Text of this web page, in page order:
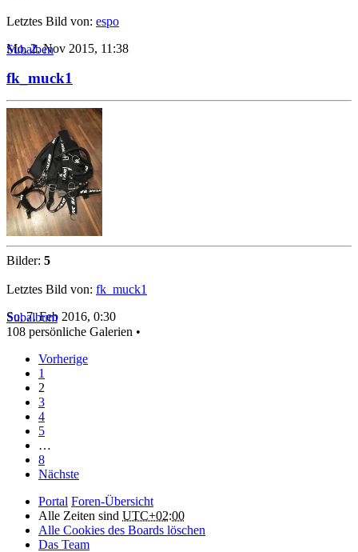
Letztes Bild von: espo
Mo, 2. Nov 2015, 11:38
Subalben
fk_muck1
Bilder: 5
Letztes Bild von: fk_muck1
So, 7. Feb 2016, 0:30
Subalbum
108 persönliche Galerien •
Vorherige
1
2
3
4
5
…
8
Nächste
Portal Foren-Übersicht
Alle Zeiten sind UTC+02:00
Alle Cookies des Boards löschen
Das Team